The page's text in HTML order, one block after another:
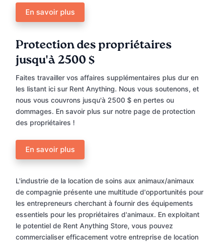
En savoir plus
Protection des propriétaires
jusqu'à 2500 $
Faites travailler vos affaires supplémentaires plus dur en
les listant ici sur Rent Anything. Nous vous soutenons, et
nous vous couvrons jusqu'à 2500 $ en pertes ou
dommages. En savoir plus sur notre page de protection
des propriétaires !
En savoir plus
L'industrie de la location de soins aux animaux/animaux
de compagnie présente une multitude d'opportunités pour
les entrepreneurs cherchant à fournir des équipements
essentiels pour les propriétaires d'animaux. En exploitant
le potentiel de Rent Anything Store, vous pouvez
commercialiser efficacement votre entreprise de location